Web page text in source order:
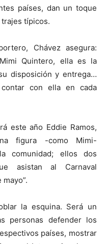
países, dan un toque
típicos.
Chávez asegura:
Quintero, ella es la
disposición y entrega…
con ella en cada
este año Eddie Ramos,
figura -como Mimi-
comunidad; ellos dos
asistan al Carnaval
la esquina. Será un
personas defender los
países, mostrar